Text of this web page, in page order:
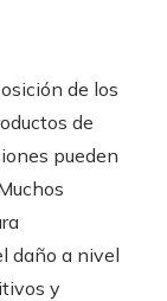
de los
de
pueden
daño a nivel
y